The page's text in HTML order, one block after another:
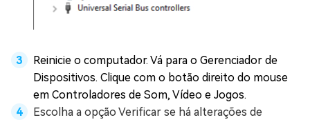
Reinicie o computador. Vá para o Gerenciador de
Dispositivos. Clique com o botão direito do mouse
em Controladores de Som, Vídeo e Jogos.
Escolha a opção Verificar se há alterações de